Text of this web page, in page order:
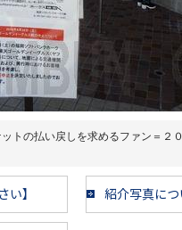
トの払い戻しを求めるファン＝２
】 紹介写真に